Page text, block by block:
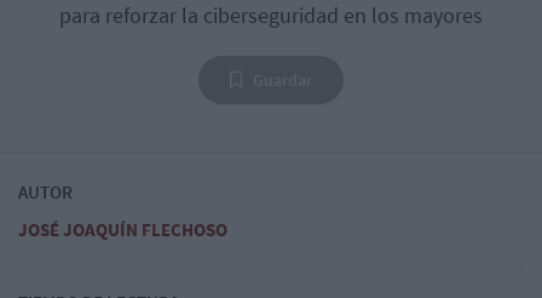
para reforzar la ciberseguridad en los mayores
AUTOR
JOSÉ JOAQUÍN FLECHOSO